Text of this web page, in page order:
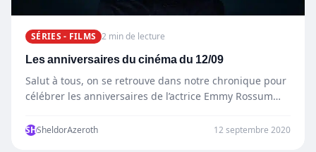
SÉRIES - FILMS 2 min de lecture
Les anniversaires du cinéma du 12/09
Salut à tous, on se retrouve dans notre chronique pour
célébrer les anniversaires de l’actrice Emmy Rossum
SHSheldorAzeroth 12 septembre 2020